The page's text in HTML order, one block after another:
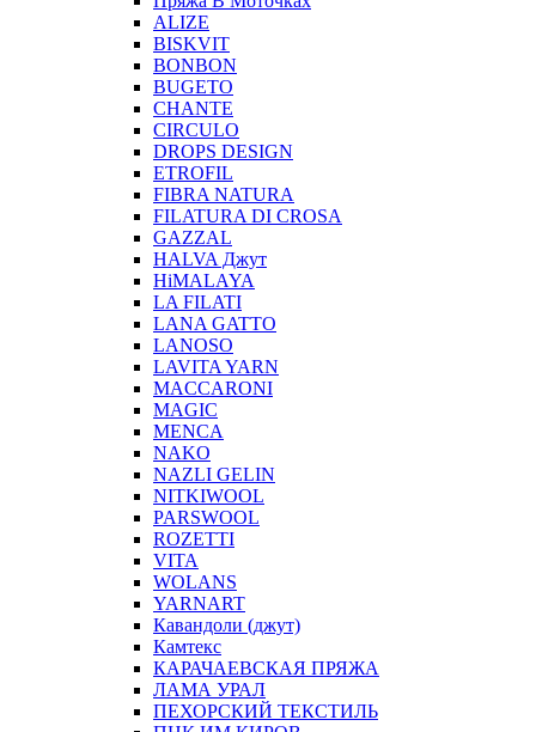
ALIZE
BISKVIT
BONBON
BUGETO
CHANTE
CIRCULO
DROPS DESIGN
ETROFIL
FIBRA NATURA
FILATURA DI CROSA
GAZZAL
HALVA Джут
HiMALAYA
LA FILATI
LANA GATTO
LANOSO
LAVITA YARN
MACCARONI
MAGIC
MENCA
NAKO
NAZLI GELIN
NITKIWOOL
PARSWOOL
ROZETTI
VITA
WOLANS
YARNART
Кавандоли (джут)
Камтекс
КАРАЧАЕВСКАЯ ПРЯЖА
ЛАМА УРАЛ
ПЕХОРСКИЙ ТЕКСТИЛЬ